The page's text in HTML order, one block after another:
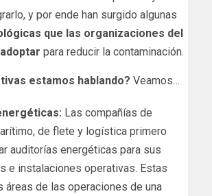
y por ende han surgido algunas
que las organizaciones del
para reducir la contaminación.
estamos hablando? Veamos…
Las compañías de
de flete y logística primero
auditorías energéticas para sus
e instalaciones operativas. Estas
áreas de las operaciones de una